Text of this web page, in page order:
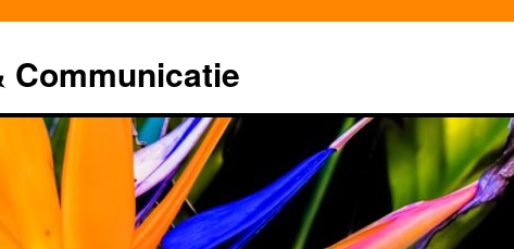
Communicatie